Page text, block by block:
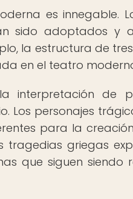
es innegable.
sido adoptados y
la estructura de
en el teatro
interpretación de
Los personajes
para la
tragedias griegas
que siguen siendo